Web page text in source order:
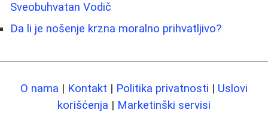
Sveobuhvatan Vodič
Da li je nošenje krzna moralno prihvatljivo?
O nama | Kontakt | Politika privatnosti | Uslovi
korišćenja | Marketinški servisi